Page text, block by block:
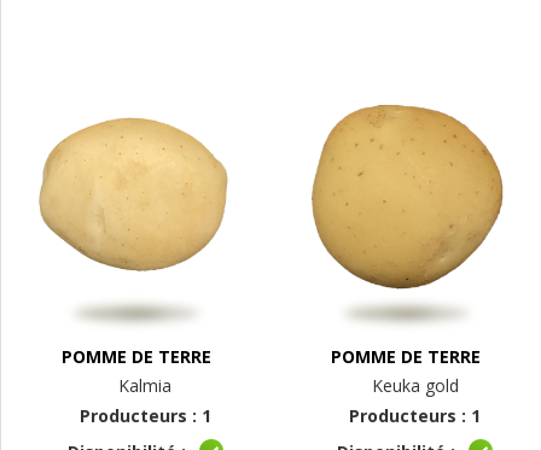
POMME DE TERRE
Kalmia
Producteurs : 1
POMME DE TERRE
Keuka gold
Producteurs : 1